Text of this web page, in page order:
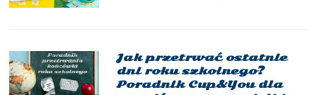
Jak przetrwać ostatnie
dni roku szkolnego?
Poradnik Cup&You dla